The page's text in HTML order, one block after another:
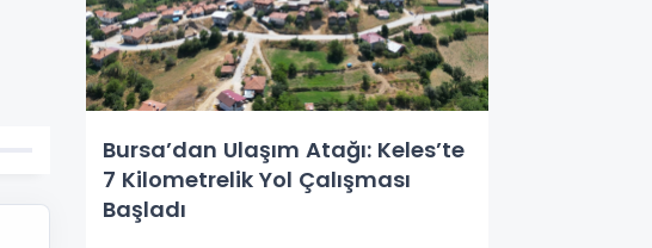
Bursa’dan Ulaşım Atağı: Keles’te
7 Kilometrelik Yol Çalışması
Başladı